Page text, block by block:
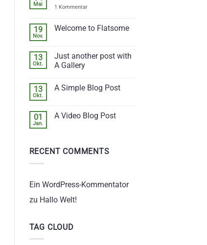
Mai 1 Kommentarzu
19
Nov.
Welcome to Flatsome
Welcome
to
Flatsome
13
Okt.
Just another post with
A Gallery
zu
with
A
13
Okt.
A Simple Blog Post
A
01
Jan.
A Video Blog Post
Video
RECENT COMMENTS
Ein WordPress-Kommentator
zu Hallo Welt!
TAG CLOUD